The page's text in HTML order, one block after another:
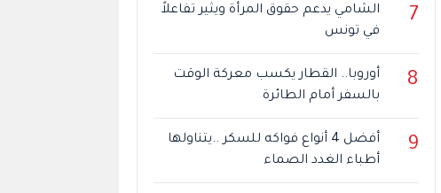
7
الشامي يدعم حقوق المرأة ويثير تفاعلاً
في تونس
8
أوروبا.. القطار يكسب معركة الوقت
بالسفر أمام الطائرة
9
أفضل 4 أنواع فواكه للسكر ..يتناولها
أطباء الغدد الصماء